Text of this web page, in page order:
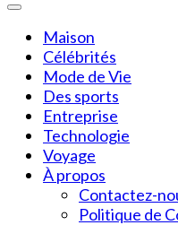
Maison
Célébrités
Mode de Vie
Des sports
Entreprise
Technologie
Voyage
À propos
Contactez-
Politique de